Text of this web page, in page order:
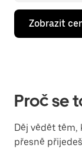
Zobrazit
Proč se
Děj vědět těm,
přesně